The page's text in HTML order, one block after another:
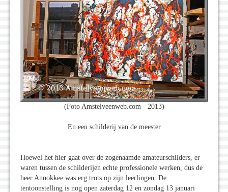
(Foto Amstelveenweb.com - 2013)
En een schilderij van de meester
Hoewel het hier gaat over de zogenaamde amateurschilders, er
waren tussen de schilderijen echte professionele werken, dus de
heer Annokkee was erg trots op zijn leerlingen. De
tentoonstelling is nog open zaterdag 12 en zondag 13 januari